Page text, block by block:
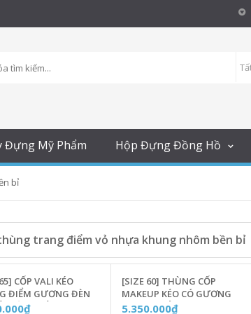
Đựng Mỹ Phẩm Hộp Đựng Đồng Hồ
bỉ
trang điểm vỏ nhựa khung nhôm bền bỉ
CỐP VALI KÉO
ĐIỂM GƯƠNG ĐÈN
ỨNG VỎ NHỰA
[SIZE 60] THÙNG CỐP
MAKEUP KÉO CÓ GƯƠNG
ĐÈN LED VỎ NHỰA KHUNG
5.350.000₫